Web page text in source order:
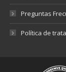
Preguntas
Política de